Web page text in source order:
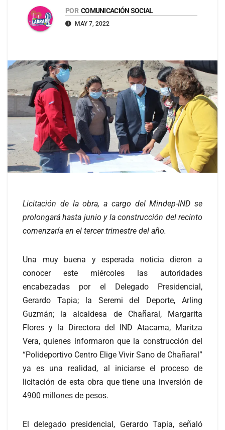
POR COMUNICACIÓN SOCIAL
MAY 7, 2022
Licitación de la obra, a cargo del Mindep-IND se
prolongará hasta junio y la construcción del recinto
comenzaría en el tercer trimestre del año.
Una muy buena y esperada noticia dieron a
conocer este miércoles las autoridades
encabezadas por el Delegado Presidencial,
Gerardo Tapia; la Seremi del Deporte, Arling
Guzmán; la alcaldesa de Chañaral, Margarita
Flores y la Directora del IND Atacama, Maritza
Vera, quienes informaron que la construcción del
“Polideportivo Centro Elige Vivir Sano de Chañaral”
ya es una realidad, al iniciarse el proceso de
licitación de esta obra que tiene una inversión de
4900 millones de pesos.
El delegado presidencial, Gerardo Tapia, señaló